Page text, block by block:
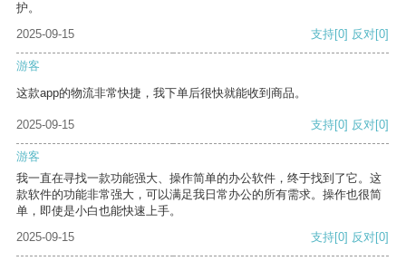
护。
2025-09-15
支持[0] 反对[0]
游客
这款app的物流非常快捷，我下单后很快就能收到商品。
2025-09-15 支持[0] 反对[0]
游客
我一直在寻找一款功能强大、操作简单的办公软件，终于找到了它。这
款软件的功能非常强大，可以满足我日常办公的所有需求。操作也很简
单，即使是小白也能快速上手。
2025-09-15
支持[0] 反对[0]